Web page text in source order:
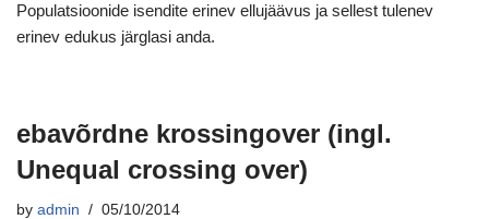
Populatsioonide isendite erinev ellujäävus ja sellest tulenev
erinev edukus järglasi anda.
ebavõrdne krossingover (ingl.
Unequal crossing over)
by admin 05/10/2014